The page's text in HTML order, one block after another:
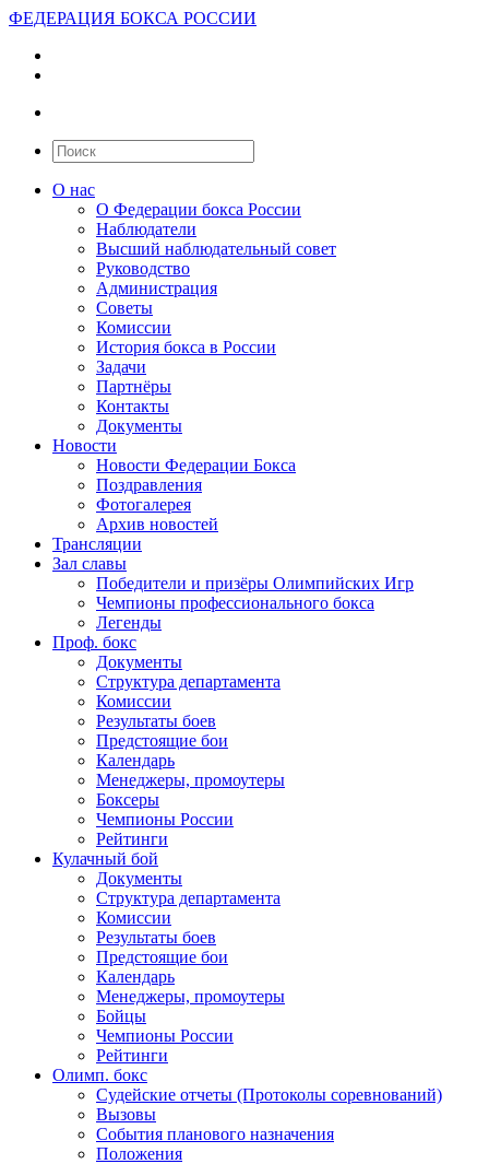
ФЕДЕРАЦИЯ БОКСА РОССИИ
О нас
О Федерации бокса России
Наблюдатели
Высший наблюдательный совет
Руководство
Администрация
Советы
Комиссии
История бокса в России
Задачи
Партнёры
Контакты
Документы
Новости
Новости Федерации Бокса
Поздравления
Фотогалерея
Архив новостей
Трансляции
Зал славы
Победители и призёры Олимпийских Игр
Чемпионы профессионального бокса
Легенды
Проф. бокс
Документы
Структура департамента
Комиссии
Результаты боев
Предстоящие бои
Календарь
Менеджеры, промоутеры
Боксеры
Чемпионы России
Рейтинги
Кулачный бой
Документы
Структура департамента
Комиссии
Результаты боев
Предстоящие бои
Календарь
Менеджеры, промоутеры
Бойцы
Чемпионы России
Рейтинги
Олимп. бокс
Судейские отчеты (Протоколы соревнований)
Вызовы
События планового назначения
Положения